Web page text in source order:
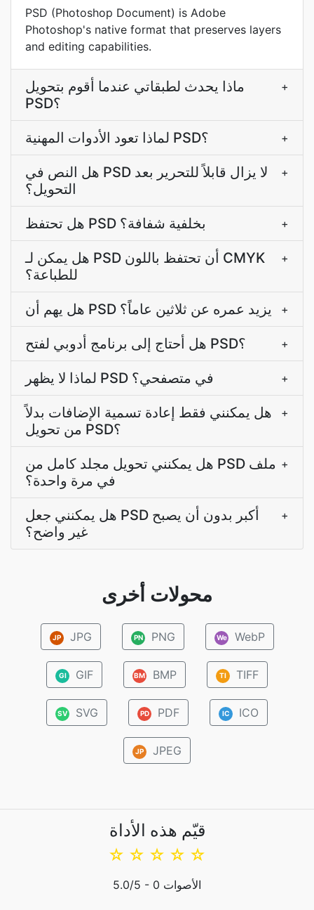
PSD (Photoshop Document) is Adobe
Photoshop's native format that preserves layers
and editing capabilities.
ماذا يحدث لطبقاتي عندما أقوم بتحويل
PSD؟
+
لماذا تعود الأدوات المهنية PSD؟ +
هل النص في PSD لا يزال قابلاً للتحرير بعد
التحويل؟
+
هل تحتفظ PSD بخلفية شفافة؟ +
هل يمكن لـ PSD أن تحتفظ باللون CMYK
للطباعة؟
+
هل يهم أن PSD يزيد عمره عن ثلاثين عاماً؟ +
هل أحتاج إلى برنامج أدوبي لفتح PSD؟ +
لماذا لا يظهر PSD في متصفحي؟ +
هل يمكنني فقط إعادة تسمية الإضافات بدلاً
من تحويل PSD؟
+
هل يمكنني تحويل مجلد كامل من PSD ملف
في مرة واحدة؟
+
هل يمكنني جعل PSD أكبر بدون أن يصبح
غير واضح؟
+
محولات أخرى
JP JPG PN PNG We WebP
GI GIF BM BMP TI TIFF
SV SVG PD PDF IC ICO
JP JPEG
قيّم هذه الأداة
☆
☆
☆
☆
☆
5.0/5 - 0 الأصوات